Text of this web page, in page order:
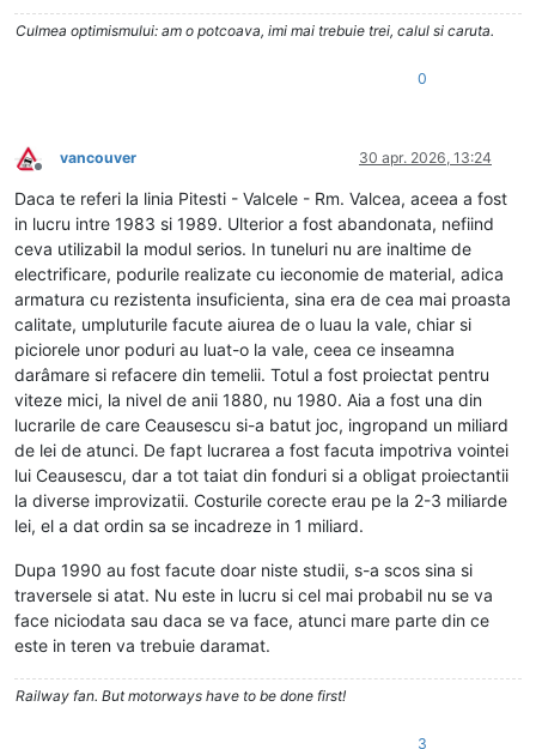
Culmea optimismului: am o potcoava, imi mai trebuie trei, calul si caruta.
0
Deconectat
vancouver 30 apr. 2026, 13:24
Daca te referi la linia Pitesti - Valcele - Rm. Valcea, aceea a fost
in lucru intre 1983 si 1989. Ulterior a fost abandonata, nefiind
ceva utilizabil la modul serios. In tuneluri nu are inaltime de
electrificare, podurile realizate cu ieconomie de material, adica
armatura cu rezistenta insuficienta, sina era de cea mai proasta
calitate, umpluturile facute aiurea de o luau la vale, chiar si
piciorele unor poduri au luat-o la vale, ceea ce inseamna
darâmare si refacere din temelii. Totul a fost proiectat pentru
viteze mici, la nivel de anii 1880, nu 1980. Aia a fost una din
lucrarile de care Ceausescu si-a batut joc, ingropand un miliard
de lei de atunci. De fapt lucrarea a fost facuta impotriva vointei
lui Ceausescu, dar a tot taiat din fonduri si a obligat proiectantii
la diverse improvizatii. Costurile corecte erau pe la 2-3 miliarde
lei, el a dat ordin sa se incadreze in 1 miliard.
Dupa 1990 au fost facute doar niste studii, s-a scos sina si
traversele si atat. Nu este in lucru si cel mai probabil nu se va
face niciodata sau daca se va face, atunci mare parte din ce
este in teren va trebuie daramat.
Railway fan. But motorways have to be done first!
3